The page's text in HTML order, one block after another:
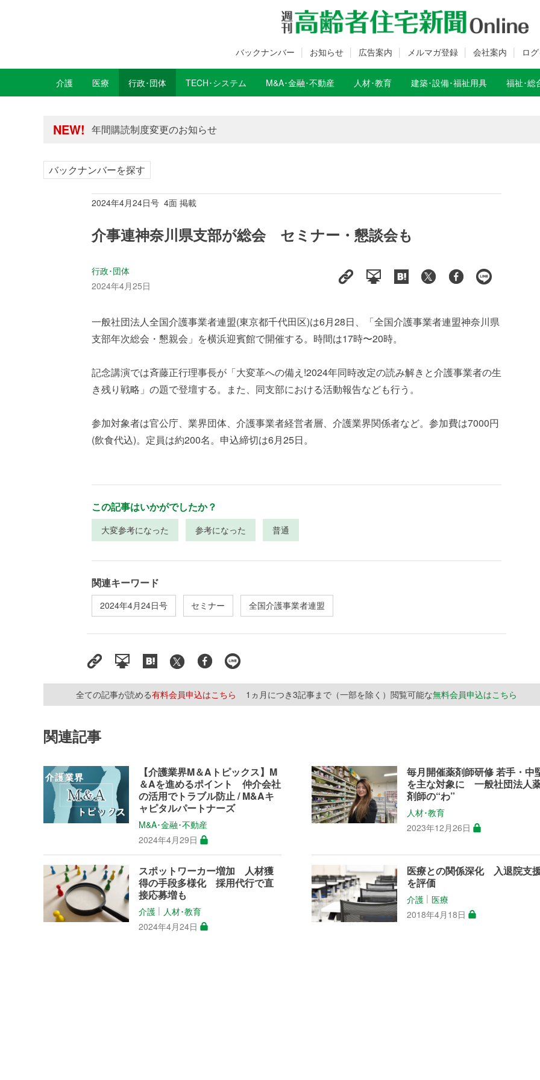
バックナンバー お知らせ 広告案内 メルマガ登録 会社案内 ロ
介護 医療 行政･団体 TECH･システム M&A･金融･不動産 人材･教育 建築･設備･福祉用具 福祉･総
NEW!
年間購読制度変更のお知らせ
年間購読制度変更のお知らせ
高齢者住宅新聞 無料会員の皆様へ閲覧本数変更のお知らせ
バックナンバーを探す
2024年4月24日号 4面 掲載
介事連神奈川県支部が総会 セミナー・懇談会も
行政･団体
2024年4月25日
一般社団法人全国介護事業者連盟(東京都千代田区)は6月28日、「全国介護事業者連盟神奈川県
支部年次総会・懇親会」を横浜迎賓館で開催する。時間は17時〜20時。
記念講演では斉藤正行理事長が「大変革への備え!2024年同時改定の読み解きと介護事業者の生
き残り戦略」の題で登壇する。また、同支部における活動報告なども行う。
参加対象者は官公庁、業界団体、介護事業者経営者層、介護業界関係者など。参加費は7000円
(飲食代込)。定員は約200名。申込締切は6月25日。
この記事はいかがでしたか？
大変参考になった 参考になった 普通
関連キーワード
2024年4月24日号 セミナー 全国介護事業者連盟
全ての記事が読める有料会員申込はこちら 1ヵ月につき3記事まで（一部を除く）閲覧可能な無料会員申込はこちら
関連記事
【介護業界M＆Aトピックス】M
＆Aを進めるポイント 仲介会社
の活用でトラブル防止 / M&Aキ
ャピタルパートナーズ
M&A･金融･不動産
2024年4月29日
毎月開催薬剤師研修 若手・中
を主な対象に 一般社団法人
剤師の“わ”
人材･教育
2023年12月26日
スポットワーカー増加 人材獲
得の手段多様化 採用代行で直
接応募増も
介護 │ 人材･教育
2024年4月24日
医療との関係深化 入退院支
を評価
介護 │医療
2018年4月18日